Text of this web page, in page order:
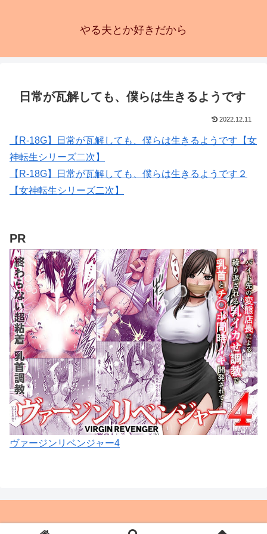
やる夫とか好きだから
日常が瓦解しても、僕らは生きるようです
2022.12.11
【R-18G】日常が瓦解しても、僕らは生きるようです【女
神転生シリーズ二次】
【R-18G】日常が瓦解しても、僕らは生きるようです２
【女神転生シリーズ二次】
PR
ヴァージンリベンジャー4